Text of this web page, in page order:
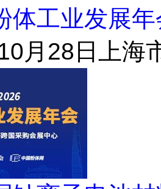
体工业发展年
月28日
上海